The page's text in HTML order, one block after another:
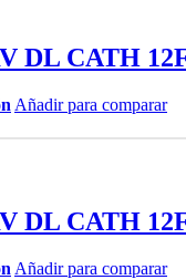
DL CATH
Añadir para comparar
DL CATH
Añadir para comparar